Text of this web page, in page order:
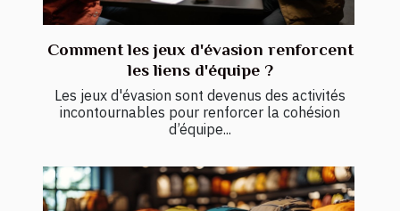
Comment les jeux d'évasion renforcent
les liens d'équipe ?
Les jeux d'évasion sont devenus des activités
incontournables pour renforcer la cohésion
d’équipe...